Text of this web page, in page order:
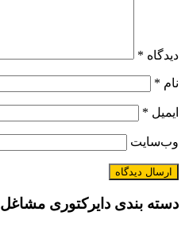
دیدگاه *
نام *
ایمیل *
وب‌سایت
دسته بندی دایرکتوری مشاغل